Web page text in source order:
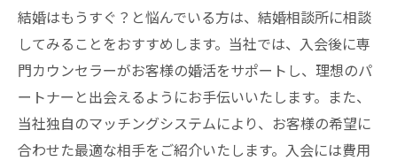
結婚はもうすぐ？と悩んでいる方は、結婚相談所に相談
してみることをおすすめします。当社では、入会後に専
門カウンセラーがお客様の婚活をサポートし、理想のパ
ートナーと出会えるようにお手伝いいたします。また、
当社独自のマッチングシステムにより、お客様の希望に
合わせた最適な相手をご紹介いたします。入会には費用